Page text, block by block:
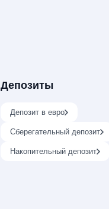
Депозиты
Депозит в евро
Сберегательный депозит
Накопительный депозит